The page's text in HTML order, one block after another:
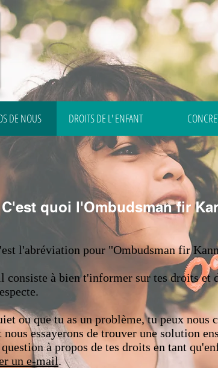
DE NOUS DROITS DE L' ENFANT
quoi l'Ombudsman fir
l'abréviation pour "Ombudsman fir
consiste à bien t'informer sur tes droits et
ou que tu as un problème, tu peux nous
nous essayerons de trouver une solution
à propos de tes droits en tant
un e-mail.